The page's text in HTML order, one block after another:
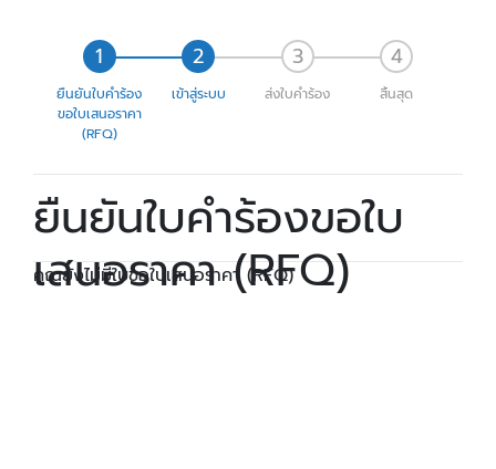
ยืนยันใบคำร้อง
ขอใบเสนอราคา
(RFQ)
เข้าสู่ระบบ ส่งใบคำร้อง สิ้นสุด
ยืนยันใบคำร้องขอใบ
เสนอราคา (RFQ)
คุณยังไม่มีใบขอใบเสนอราคา (RFQ)